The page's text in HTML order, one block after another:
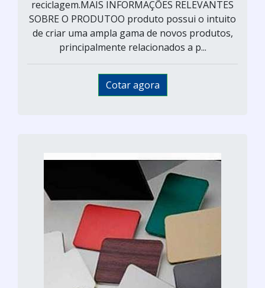
reciclagem.MAIS INFORMAÇÕES RELEVANTES
SOBRE O PRODUTOO produto possui o intuito
de criar uma ampla gama de novos produtos,
principalmente relacionados a p...
Cotar agora